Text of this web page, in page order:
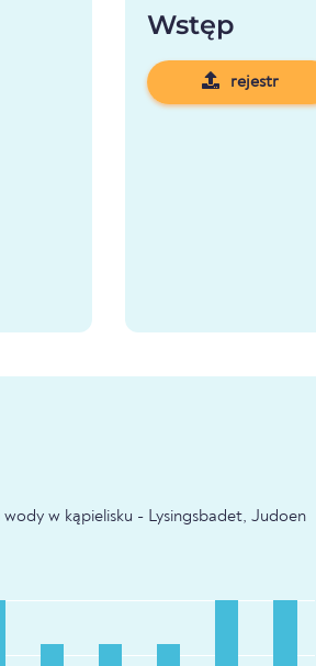
Wstęp
rejestr
w kąpielisku - Lysingsbadet, Judoen